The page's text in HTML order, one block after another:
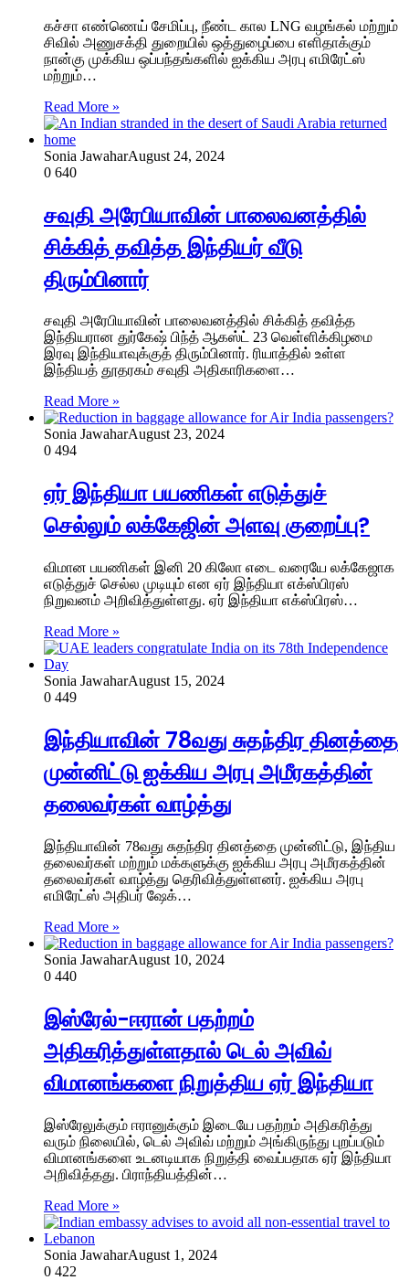
கச்சா எண்ணெய் சேமிப்பு, நீண்ட கால LNG வழங்கல் மற்றும்
சிவில் அணுசக்தி துறையில் ஒத்துழைப்பை எளிதாக்கும்
நான்கு முக்கிய ஒப்பந்தங்களில் ஐக்கிய அரபு எமிரேட்ஸ்
மற்றும்…
Read More »
Sonia JawaharAugust 24, 2024
0 640
சவுதி அரேபியாவின் பாலைவனத்தில்
சிக்கித் தவித்த இந்தியர் வீடு
திரும்பினார்
சவுதி அரேபியாவின் பாலைவனத்தில் சிக்கித் தவித்த
இந்தியரான துர்கேஷ் பிந்த் ஆகஸ்ட் 23 வெள்ளிக்கிழமை
இரவு இந்தியாவுக்குத் திரும்பினார். ரியாத்தில் உள்ள
இந்தியத் தூதரகம் சவுதி அதிகாரிகளை…
Read More »
Sonia JawaharAugust 23, 2024
0 494
ஏர் இந்தியா பயணிகள் எடுத்துச்
செல்லும் லக்கேஜின் அளவு குறைப்பு?
விமான பயணிகள் இனி 20 கிலோ எடை வரையே லக்கேஜாக
எடுத்துச் செல்ல முடியும் என ஏர் இந்தியா எக்ஸ்பிரஸ்
நிறுவனம் அறிவித்துள்ளது. ஏர் இந்தியா எக்ஸ்பிரஸ்…
Read More »
Sonia JawaharAugust 15, 2024
0 449
இந்தியாவின் 78வது சுதந்திர தினத்தை
முன்னிட்டு ஐக்கிய அரபு அமீரகத்தின்
தலைவர்கள் வாழ்த்து
இந்தியாவின் 78வது சுதந்திர தினத்தை முன்னிட்டு, இந்திய
தலைவர்கள் மற்றும் மக்களுக்கு ஐக்கிய அரபு அமீரகத்தின்
தலைவர்கள் வாழ்த்து தெரிவித்துள்ளனர். ஐக்கிய அரபு
எமிரேட்ஸ் அதிபர் ஷேக்…
Read More »
Sonia JawaharAugust 10, 2024
0 440
இஸ்ரேல்-ஈரான் பதற்றம்
அதிகரித்துள்ளதால் டெல் அவிவ்
விமானங்களை நிறுத்திய ஏர் இந்தியா
இஸ்ரேலுக்கும் ஈரானுக்கும் இடையே பதற்றம் அதிகரித்து
வரும் நிலையில், டெல் அவிவ் மற்றும் அங்கிருந்து புறப்படும்
விமானங்களை உடனடியாக நிறுத்தி வைப்பதாக ஏர் இந்தியா
அறிவித்தது. பிராந்தியத்தின்…
Read More »
Sonia JawaharAugust 1, 2024
0 422